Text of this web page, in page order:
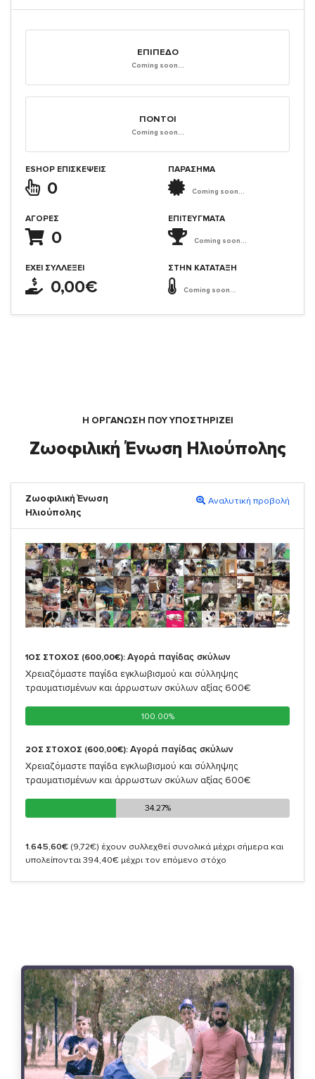
ΕΠΊΠΕΔΟ
Coming soon...
ΠΌΝΤΟΙ
Coming soon...
ESHOP ΕΠΙΣΚΈΨΕΙΣ
0
ΑΓΟΡΈΣ
0
ΈΧΕΙ ΣΥΛΛΈΞΕΙ
0,00€
ΠΑΡΑΣΗΜΑ
Coming soon...
ΕΠΙΤΕΎΓΜΑΤΑ
Coming soon...
ΣΤΗΝ ΚΑΤΆΤΑΞΗ
Coming soon...
Η ΟΡΓΆΝΩΣΗ ΠΟΥ ΥΠΟΣΤΗΡΙΖΕΙ
Ζωοφιλική Ένωση Ηλιούπολης
Ζωοφιλική Ένωση
Ηλιούπολης
Αναλυτική προβολή
1ΟΣ ΣΤΟΧΟΣ (600,00€): Αγορά παγίδας σκύλων
Χρειαζόμαστε παγίδα εγκλωβισμού και σύλληψης
τραυματισμένων και άρρωστων σκύλων αξίας 600€
100.00%
100.00%
2ΟΣ ΣΤΟΧΟΣ (600,00€): Αγορά παγίδας σκύλων
Χρειαζόμαστε παγίδα εγκλωβισμού και σύλληψης
τραυματισμένων και άρρωστων σκύλων αξίας 600€
34.27%
34.27%
1.645,60€ (9,72€) έχουν συλλεχθεί συνολικά μέχρι σήμερα και
υπολείπονται 394,40€ μέχρι τον επόμενο στόχο